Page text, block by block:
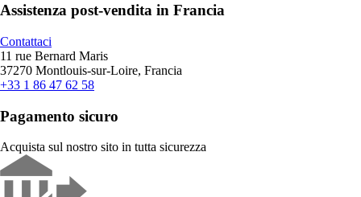
Assistenza post-vendita in Francia
Contattaci
11 rue Bernard Maris
37270 Montlouis-sur-Loire, Francia
+33 1 86 47 62 58
Pagamento sicuro
Acquista sul nostro sito in tutta sicurezza